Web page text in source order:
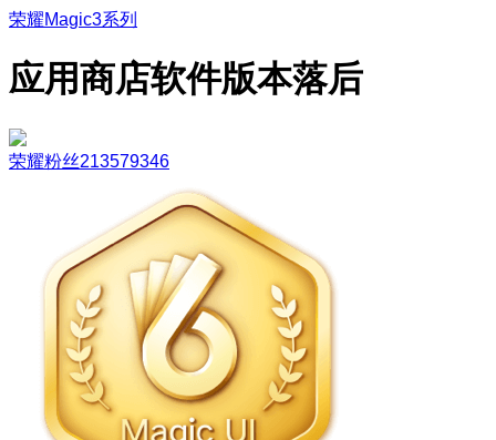
荣耀Magic3系列
应用商店软件版本落后
荣耀粉丝213579346